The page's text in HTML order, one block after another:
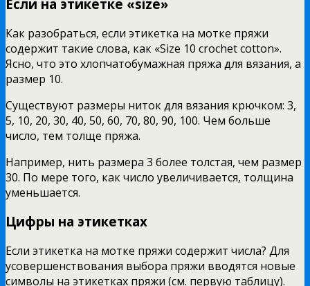
Если на этикетке «size»
Как разобраться, если этикетка на мотке пряжи
содержит такие слова, как «Size 10 crochet cotton».
Ясно, что это хлопчатобумажная пряжа для вязания, а
размер 10.
Существуют размеры ниток для вязания крючком: 3,
5, 10, 20, 30, 40, 50, 60, 70, 80, 90, 100. Чем больше
число, тем толще пряжа.
Например, нить размера 3 более толстая, чем размер
30. По мере того, как число увеличивается, толщина
уменьшается.
Цифры на этикетках
Если этикетка на мотке пряжи содержит числа? Для
усовершенствования выбора пряжи вводятся новые
символы на этикетках пряжи (см. первую таблицу).